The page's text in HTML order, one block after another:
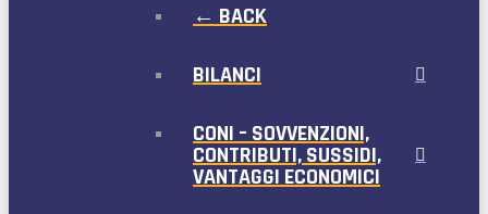
← BACK
BILANCI
CONI – SOVVENZIONI,
CONTRIBUTI, SUSSIDI,
VANTAGGI ECONOMICI